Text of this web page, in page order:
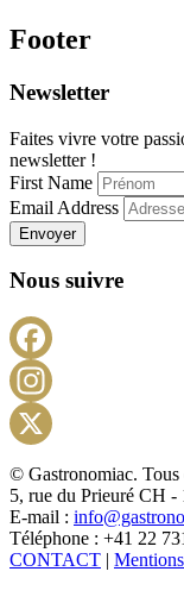
Footer
Newsletter
Faites vivre votre
newsletter !
First Name
Email Address
Envoyer
Nous suivre
© Gastronomiac. Tous
5, rue du Prieuré CH -
E-mail :
Téléphone : +41 22
CONTACT |